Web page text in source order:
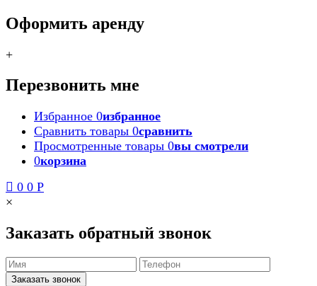
Оформить аренду
+
Перезвонить мне
Избранное 0избранное
Сравнить товары 0сравнить
Просмотренные товары 0вы смотрели
0корзина
0 0 Р
×
Заказать обратный звонок